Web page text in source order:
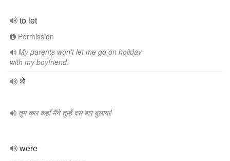
to let
Permission
My parents won't let me go on holiday
with my boyfriend.
थे
तुम कल कहाँ मैंने तुम्हें दस बार बुलाया!
were